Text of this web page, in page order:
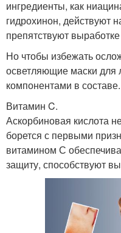
ингредиенты, как
гидрохинон, действуют
препятствуют
Но чтобы избежать
осветляющие маски для
компонентами в составе.
Витамин C.
Аскорбиновая кислота
борется с первыми
витамином С
защиту, способствуют